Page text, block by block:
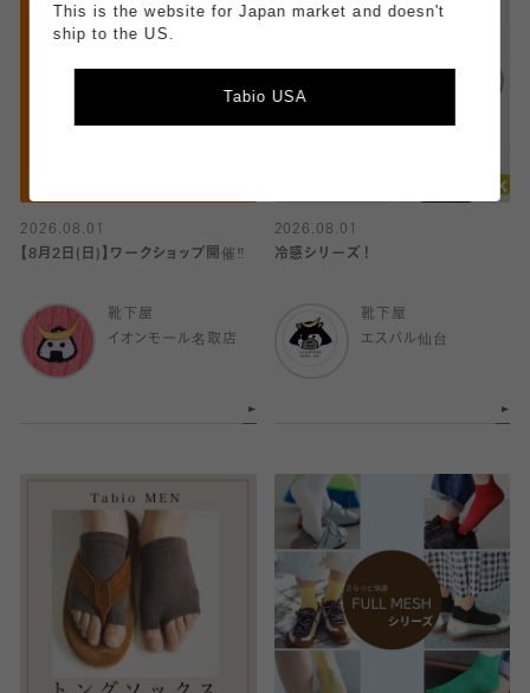
2026.08.01
【8月2日(日)】ワークショップ開催‼️
靴下屋
イオンモール名取店
2026.08.01
冷感シリーズ！
靴下屋
エスパル仙台
This is the website for Japan market and doesn't
ship to the US.
Tabio USA